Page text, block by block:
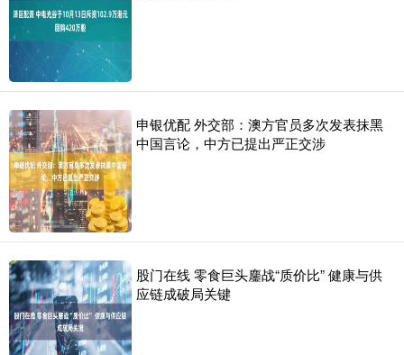
申银优配 外交部：澳方官员多次发表抹黑
中国言论，中方已提出严正交涉
股门在线 零食巨头鏖战“质价比” 健康与供
应链成破局关键